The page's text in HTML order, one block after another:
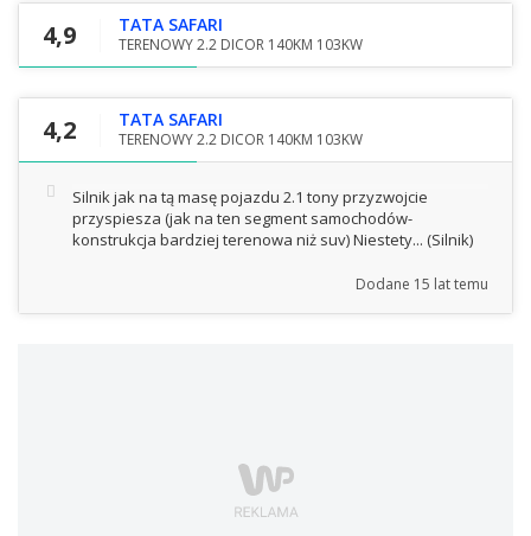
4,9 TATA SAFARI
TERENOWY 2.2 DICOR 140KM 103KW
4,2 TATA SAFARI
TERENOWY 2.2 DICOR 140KM 103KW
Silnik jak na tą masę pojazdu 2.1 tony przyzwojcie
przyspiesza (jak na ten segment samochodów-
konstrukcja bardziej terenowa niż suv) Niestety... (Silnik)
Dodane 15 lat temu